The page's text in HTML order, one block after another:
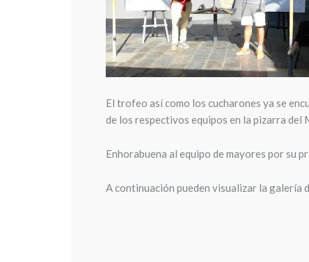
El trofeo así como los cucharones ya se
de los respectivos equipos en la pizarra del
Enhorabuena al equipo de mayores por su
A continuación pueden visualizar la galería